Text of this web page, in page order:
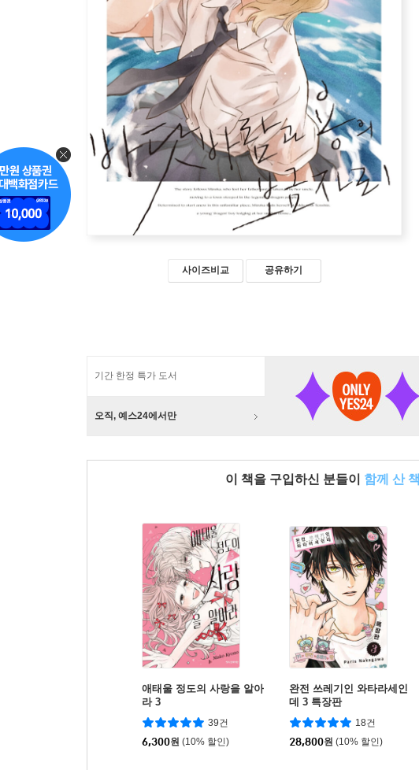
사이즈비교 공유하기
기간 한정 특가 도서
오직, 예스24에서만
이 책을 구입하신 분들이 함께 산 책
애태울 정도의 사랑을 알아
라 3
39건
6,300원 (10% 할인)
완전 쓰레기인 와타라세인
데 3 특장판
18건
28,800원 (10% 할인)